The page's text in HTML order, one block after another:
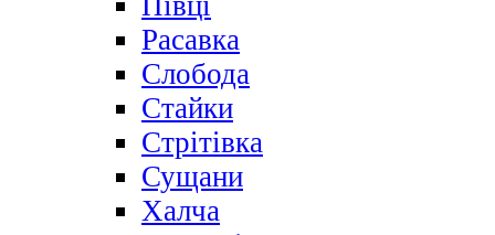
Расавка
Слобода
Стайки
Стрітівка
Сущани
Халча